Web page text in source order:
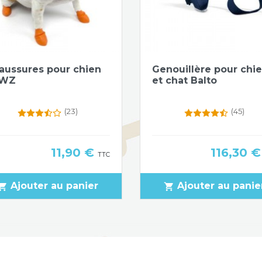
Aperçu rapide
Noir Multi-couleurs selon taille
pour chien
(23)
Prix
11,90 € TTC
Ajouter au panier
Aperçu rapide
Genouillère pour
et chat Balto
(45)
Prix
116,30 €
shopping_cart Ajouter au